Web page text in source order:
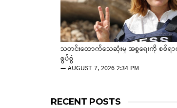
သတင်းထောက်သေဆုံးမှု အစ္စရေးကို စစ်ရာ
စွပ်စွဲ
—AUGUST 7, 2026 2:34 PM
RECENT POSTS